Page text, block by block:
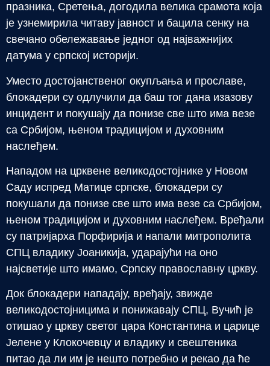
празника, Сретења, догодила велика срамота која
је узнемирила читаву јавност и бацила сенку на
свечано обележавање једног од најважнијих
датума у српској историји.
Уместо достојанственог окупљања и прославе,
блокадери су одлучили да баш тог дана изазову
инцидент и покушају да понизе све што има везе
са Србијом, њеном традицијом и духовним
наслеђем.
Нападом на црквене великодостојнике у Новом
Саду испред Матице српске, блокадери су
покушали да понизе све што има везе са Србијом,
њеном традицијом и духовним наслеђем. Вређали
су патријарха Порфирија и напали митрополита
СПЦ владику Јоаникија, ударајући на оно
најсветије што имамо, Српску православну цркву.
Док блокадери нападају, вређају, звижде
великодостојницима и понижавају СПЦ, Вучић је
отишао у цркву светог цара Константина и царице
Јелене у Клокочевцу и владику и свештеника
питао да ли им је нешто потребно и рекао да ће